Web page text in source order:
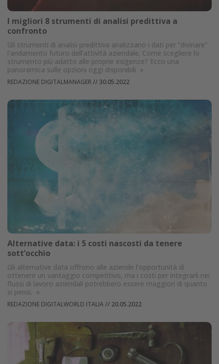
I migliori 8 strumenti di analisi predittiva a
confronto
Gli strumenti di analisi predittiva analizzano i dati per “divinare”
l’andamento futuro dell’attività aziendale. Come scegliere lo
strumento più adatto alle proprie esigenze? Ecco una
panoramica sulle opzioni oggi disponibili »
REDAZIONE DIGITALMANAGER// 30.05.2022
Alternative data: i 5 costi nascosti da tenere
sott’occhio
Gli alternative data offrono alle aziende l'opportunità di
ottenere un vantaggio competitivo, ma i costi per integrarli nei
flussi di lavoro aziendali potrebbero essere maggiori di quanto
si pensi. »
REDAZIONE DIGITALWORLD ITALIA// 20.05.2022